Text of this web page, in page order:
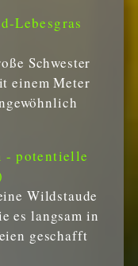
Lebesgras
Schwester
einem Meter
potentielle
Wildstaude
es langsam in
geschafft